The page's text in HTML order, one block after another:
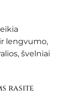
lengvumo,
švelniai
rasite